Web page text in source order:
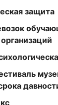
защита